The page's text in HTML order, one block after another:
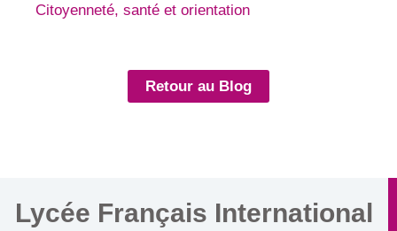
Citoyenneté, santé et orientation
Retour au Blog
Lycée Français International